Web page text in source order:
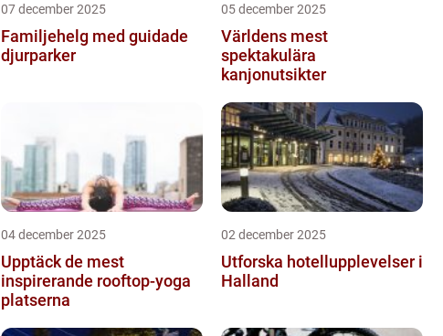
07 december 2025
Familjehelg med guidade
djurparker
05 december 2025
Världens mest
spektakulära
kanjonutsikter
04 december 2025
Upptäck de mest
inspirerande rooftop-yoga
platserna
02 december 2025
Utforska hotellupplevelser i
Halland